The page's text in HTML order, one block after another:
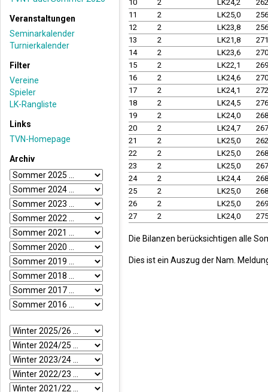
Veranstaltungen
Seminarkalender
Turnierkalender
Filter
Vereine
Spieler
LK-Rangliste
Links
TVN-Homepage
Archiv
10
2 LK24,2
11
2 LK25,0
12
2 LK23,8
13
2 LK21,8
14
2 LK23,6
15
2 LK22,1
16
2 LK24,6
17
2 LK24,1
18
2 LK24,5
19
2 LK24,0
20
2 LK24,7
21
2 LK25,0
22
2 LK25,0
23
2 LK25,0
24
2 LK24,4
25
2 LK25,0
26
2 LK25,0
27
2 LK24,0
Die Bilanzen berücksichtigen alle
Dies ist ein Auszug der Nam.